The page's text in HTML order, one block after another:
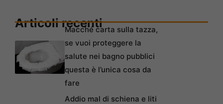
Articoli recentiMacché carta sulla tazza,
se vuoi proteggere la
salute nei bagno pubblici
questa è l’unica cosa da
fare
Addio mal di schiena e liti